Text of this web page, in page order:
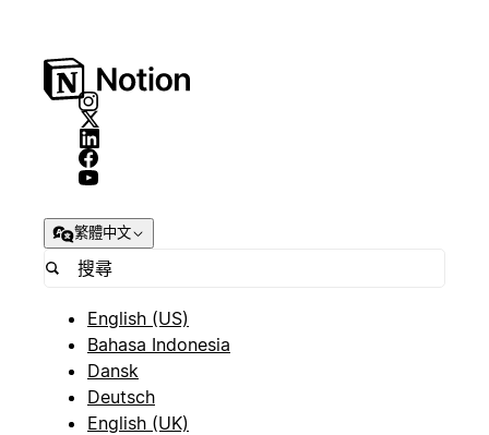
繁體中文
English (US)
Bahasa Indonesia
Dansk
Deutsch
English (UK)